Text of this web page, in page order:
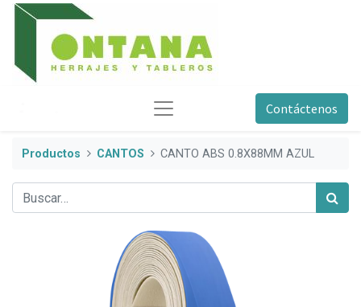
Contáctenos
Productos CANTOS CANTO ABS 0.8X88MM AZUL